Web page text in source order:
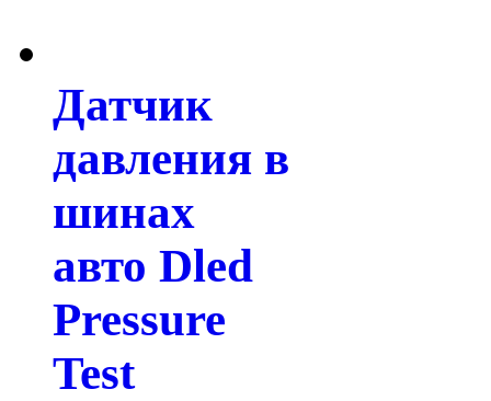
Датчик
давления в
шинах
авто Dled
Pressure
Test